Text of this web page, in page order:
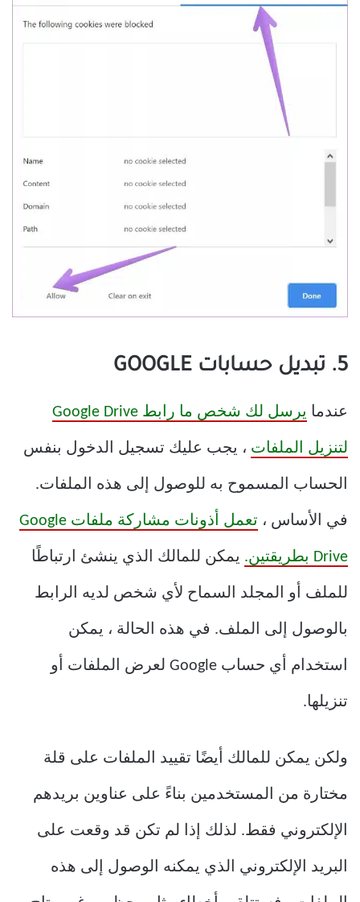
5. تبديل حسابات GOOGLE
عندما يرسل لك شخص ما رابط Google Drive
لتنزيل الملفات ، يجب عليك تسجيل الدخول بنفس
الحساب المسموح به للوصول إلى هذه الملفات.
في الأساس ، تعمل أذونات مشاركة ملفات Google
Drive بطريقتين. يمكن للمالك الذي ينشئ ارتباطًا
للملف أو المجلد السماح لأي شخص لديه الرابط
بالوصول إلى الملف. في هذه الحالة ، يمكن
استخدام أي حساب Google لعرض الملفات أو
تنزيلها.
ولكن يمكن للمالك أيضًا تقييد الملفات على قلة
مختارة من المستخدمين بناءً على عناوين بريدهم
الإلكتروني فقط. لذلك إذا لم تكن قد وقعت على
البريد الإلكتروني الذي يمكنه الوصول إلى هذه